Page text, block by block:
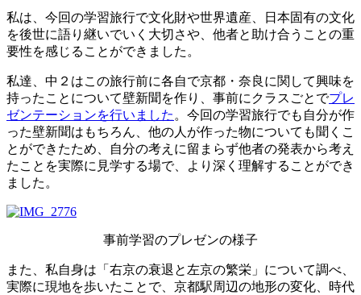
私は、今回の学習旅行で文化財や世界遺産、日本固有の文化
を後世に語り継いでいく大切さや、他者と助け合うことの重
要性を感じることができました。
私達、中２はこの旅行前に各自で京都・奈良に関して興味を
持ったことについて壁新聞を作り、事前にクラスごとでプレ
ゼンテーションを行いました 。今回の学習旅行でも自分が作
った壁新聞はもちろん、他の人が作った物についても聞くこ
とができたため、自分の考えに留まらず他者の発表から考え
たことを実際に見学する場で、より深く理解することができ
ました。
事前学習のプレゼンの様子
また、私自身は「右京の衰退と左京の繁栄」について調べ、
実際に現地を歩いたことで、京都駅周辺の地形の変化、時代